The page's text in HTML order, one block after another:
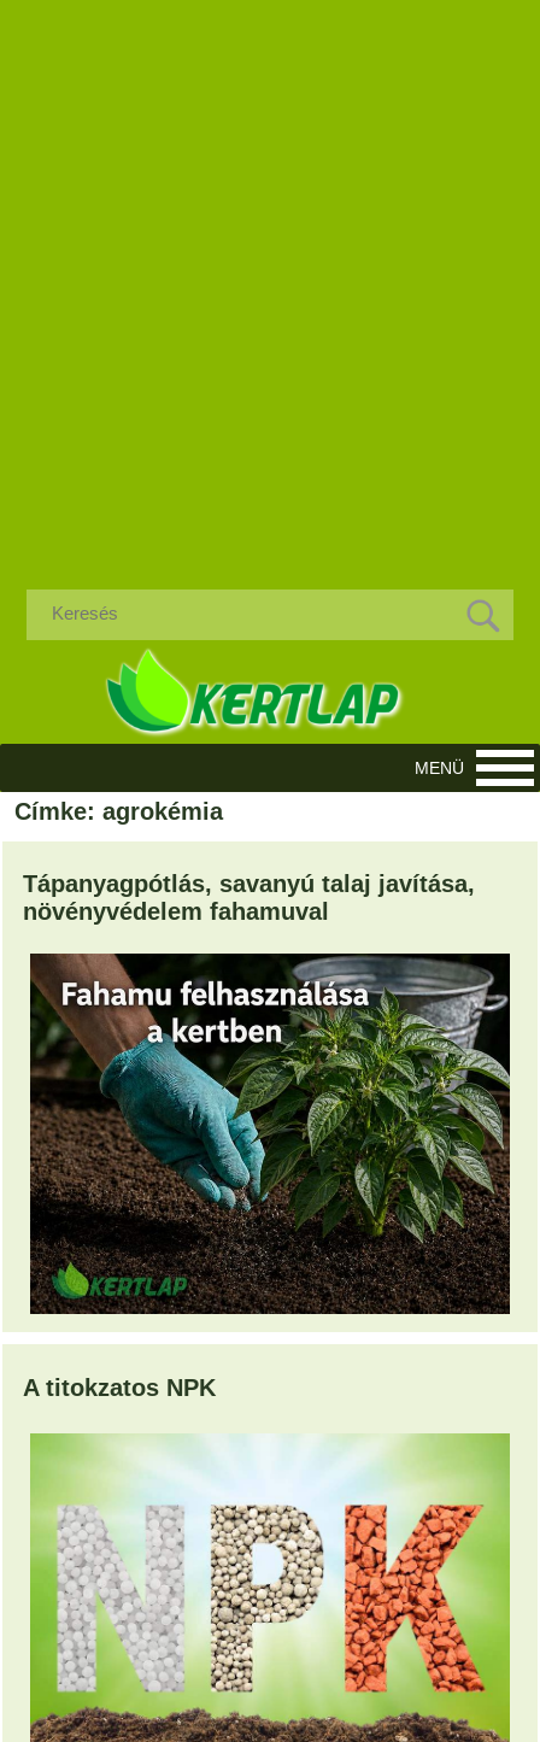
Címke: agrokémia
Tápanyagpótlás, savanyú talaj javítása,
növényvédelem fahamuval
A titokzatos NPK